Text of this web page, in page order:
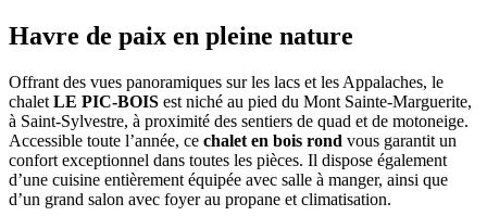
Havre de paix en pleine nature
Offrant des vues panoramiques sur les lacs et les Appalaches, le
chalet LE PIC-BOIS est niché au pied du Mont Sainte-Marguerite,
à Saint-Sylvestre, à proximité des sentiers de quad et de motoneige.
Accessible toute l’année, ce chalet en bois rond vous garantit un
confort exceptionnel dans toutes les pièces. Il dispose également
d’une cuisine entièrement équipée avec salle à manger, ainsi que
d’un grand salon avec foyer au propane et climatisation.